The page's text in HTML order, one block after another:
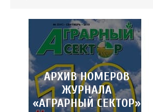
АРХИВ НОМЕРОВ
ЖУРНАЛА
«АГРАРНЫЙ СЕКТОР»